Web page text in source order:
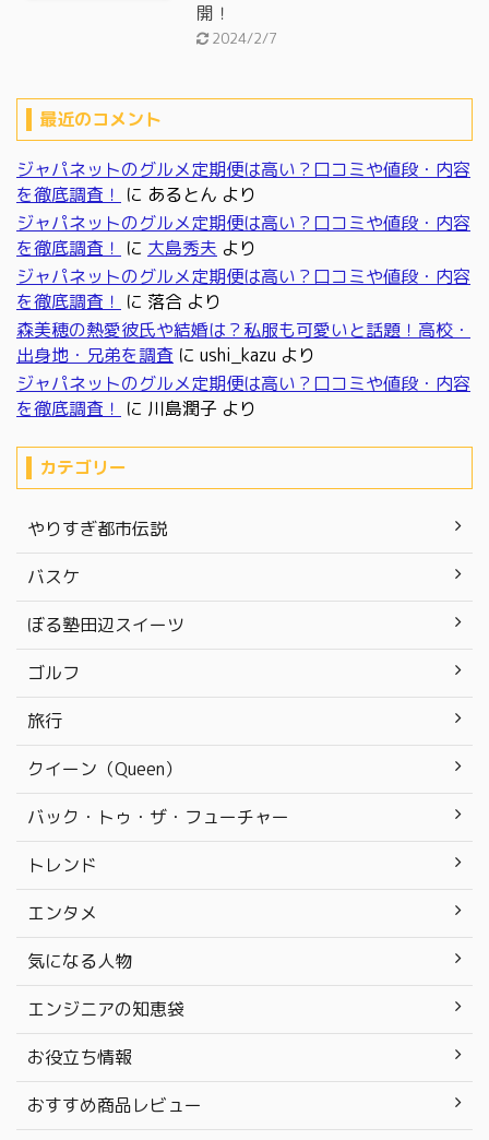
開！
2024/2/7
最近のコメント
ジャパネットのグルメ定期便は高い？口コミや値段・内容
を徹底調査！ に あるとん より
ジャパネットのグルメ定期便は高い？口コミや値段・内容
を徹底調査！ に 大島秀夫 より
ジャパネットのグルメ定期便は高い？口コミや値段・内容
を徹底調査！ に 落合 より
森美穂の熱愛彼氏や結婚は？私服も可愛いと話題！高校・
出身地・兄弟を調査 に ushi_kazu より
ジャパネットのグルメ定期便は高い？口コミや値段・内容
を徹底調査！ に 川島潤子 より
カテゴリー
やりすぎ都市伝説
バスケ
ぼる塾田辺スイーツ
ゴルフ
旅行
クイーン（Queen）
バック・トゥ・ザ・フューチャー
トレンド
エンタメ
気になる人物
エンジニアの知恵袋
お役立ち情報
おすすめ商品レビュー